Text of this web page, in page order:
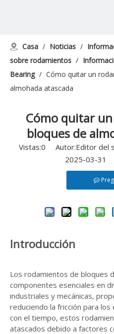
Casa / Noticias /
sobre rodamientos /
Bearing / Cómo quitar un
almohada atascada
Cómo quitar
bloques de
Vistas:0 Autor:Editor del
2025-03-31
Introducción
Los rodamientos de bloques
componentes esenciales en
industriales y mecánicas,
reduciendo la fricción para
con el tiempo, estos
atascados debido a factores